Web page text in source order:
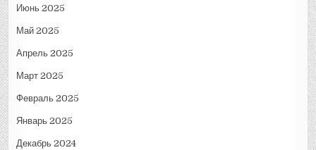
Июнь 2025
Май 2025
Апрель 2025
Март 2025
Февраль 2025
Январь 2025
Декабрь 2024